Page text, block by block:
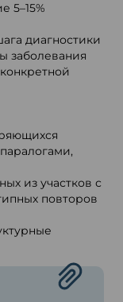
5–15%
диагностики
заболевания
из участков с
повторов